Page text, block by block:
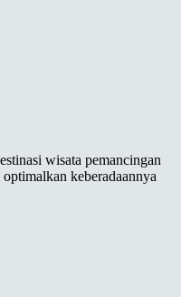
wisata pemancingan
keberadaannya